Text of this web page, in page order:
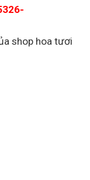
shop hoa tươi